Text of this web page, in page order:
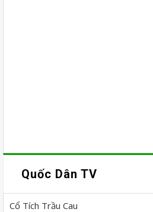
Quốc Dân TV
Cổ Tích Trầu Cau